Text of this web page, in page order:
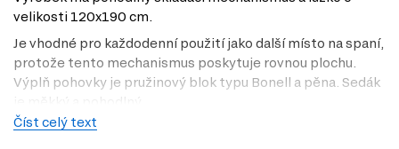
velikosti 120x190 cm.
Je vhodné pro každodenní použití jako další místo na spaní,
protože tento mechanismus poskytuje rovnou plochu.
Výplň pohovky je pružinový blok typu Bonell a pěna. Sedák
je měkký a pohodlný.
Opěradla jsou vyplněna pěnovou drtí, jsou měkká a dobře
Číst celý text